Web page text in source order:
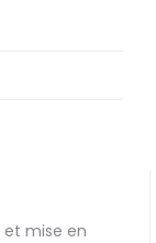
mise en